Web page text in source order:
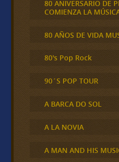
80 ANIVERSARIO DE
COMIENZA LA
80 AÑOS DE VIDA
80's Pop Rock
90´S POP TOUR
A BARCA DO SOL
A LA NOVIA
A MAN AND HIS